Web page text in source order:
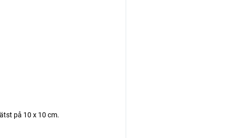
på 10 x 10 cm.